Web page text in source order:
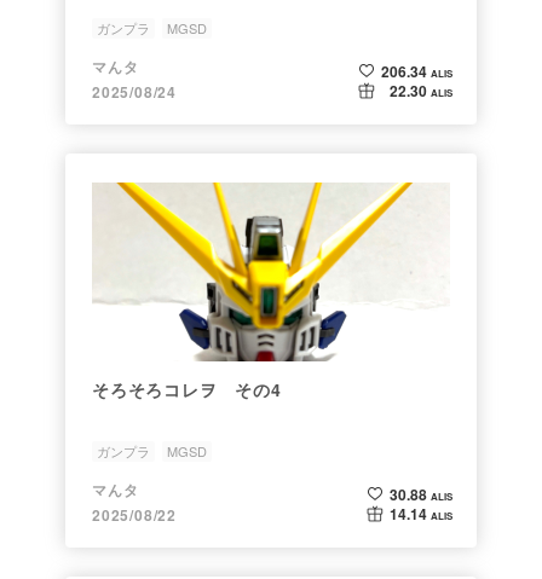
ガンプラ MGSD
マんタ
2025/08/24
206.34 ALIS
22.30 ALIS
そろそろコレヲ その4
ガンプラ MGSD
マんタ
2025/08/22
30.88 ALIS
14.14 ALIS